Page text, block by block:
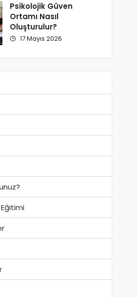
Psikolojik Güven
Ortamı Nasıl
Oluşturulur?
17 Mayıs 2026